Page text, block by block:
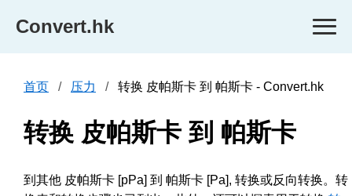
Convert.hk
首页 压力 转换 皮帕斯卡 到 帕斯卡 - Convert.hk
转换 皮帕斯卡 到 帕斯卡
到其他 皮帕斯卡 [pPa] 到 帕斯卡 [Pa], 转换或反向转换。转